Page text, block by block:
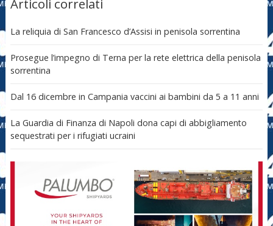
Articoli correlati
La reliquia di San Francesco d’Assisi in penisola sorrentina
Prosegue l’impegno di Terna per la rete elettrica della penisola
sorrentina
Dal 16 dicembre in Campania vaccini ai bambini da 5 a 11 anni
La Guardia di Finanza di Napoli dona capi di abbigliamento
sequestrati per i rifugiati ucraini